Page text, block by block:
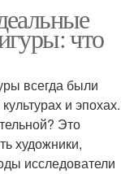
что
всегда были
и эпохах.
Это
художники,
исследователи